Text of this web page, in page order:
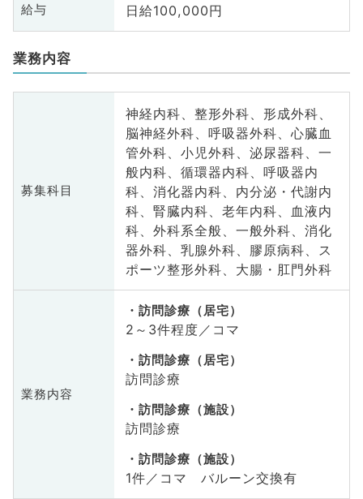
給与 日給100,000円
業務内容
募集科目
神経内科、整形外科、形成外科、
脳神経外科、呼吸器外科、心臓血
管外科、小児外科、泌尿器科、一
般内科、循環器内科、呼吸器内
科、消化器内科、内分泌・代謝内
科、腎臓内科、老年内科、血液内
科、外科系全般、一般外科、消化
器外科、乳腺外科、膠原病科、ス
ポーツ整形外科、大腸・肛門外科
業務内容
訪問診療（居宅）
2～3件程度／コマ
訪問診療（居宅）
訪問診療
訪問診療（施設）
訪問診療
訪問診療（施設）
1件／コマ バルーン交換有